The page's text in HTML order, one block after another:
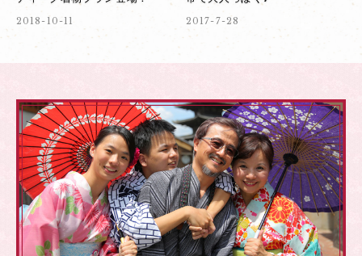
2018-10-11 2017-7-28